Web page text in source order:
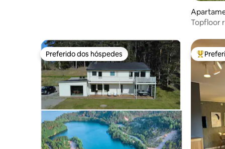
Topfloor
Preferido dos hóspedes
Preferido dos hóspedes Entre